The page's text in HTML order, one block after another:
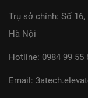
Trụ sở chính: Số
Hà Nội
Hotline: 0984 99 55
Email: